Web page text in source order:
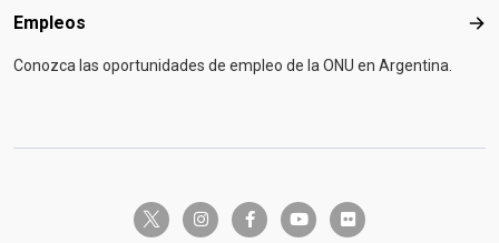
Empleos
Conozca las oportunidades de empleo de la ONU en Argentina.
twitter-x instagramfacebook-fyoutube flickr